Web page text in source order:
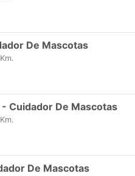
De Mascotas
Km.
- Cuidador De Mascotas
Km.
De Mascotas